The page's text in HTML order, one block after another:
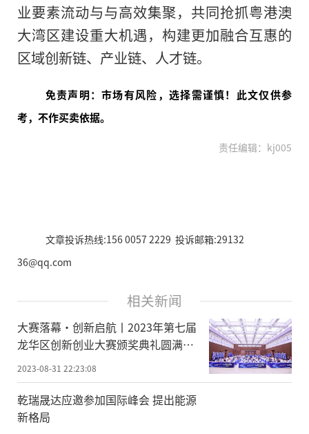
业要素流动与与高效集聚，共同抢抓粤港澳
大湾区建设重大机遇，构建更加融合互惠的
区域创新链、产业链、人才链。
免责声明：市场有风险，选择需谨慎！此文仅供参
考，不作买卖依据。
责任编辑：kj005
文章投诉热线:156 0057 2229 投诉邮箱:29132
36@qq.com
相关新闻
大赛落幕·创新启航丨2023年第七届
龙华区创新创业大赛颁奖典礼圆满举
办！
2023-08-31 22:23:08
乾瑞晟达应邀参加国际峰会 提出能源
新格局